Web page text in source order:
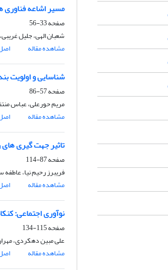
مسیر اشاعه فناوری
صفحه33-56
شعبان الهی، جلیل
مشاهده مقاله
شناسایی و اولویت
صفحه57-86
مریم حورعلی، عباس
مشاهده مقاله
تاثیر جهت گیری
صفحه87-114
فریبرز رحیم نیا،
مشاهده مقاله
نوآوری اجتماعی:
صفحه115-134
علی مبین دهکردی،
مشاهده مقاله